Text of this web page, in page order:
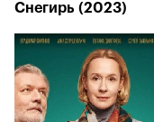
Снегирь (2023)